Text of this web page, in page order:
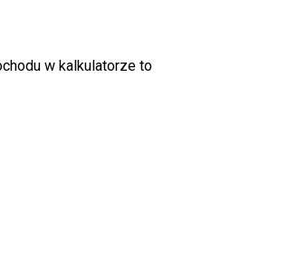
w kalkulatorze to